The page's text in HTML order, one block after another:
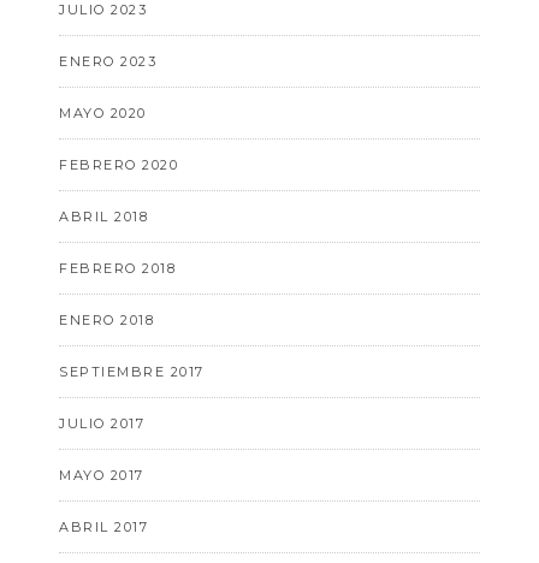
JULIO 2023
ENERO 2023
MAYO 2020
FEBRERO 2020
ABRIL 2018
FEBRERO 2018
ENERO 2018
SEPTIEMBRE 2017
JULIO 2017
MAYO 2017
ABRIL 2017